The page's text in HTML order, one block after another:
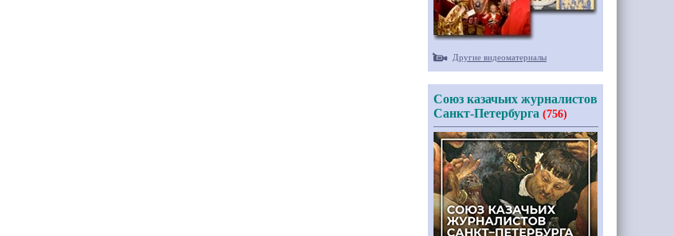
Другие видеоматериалы
Союз казачьих журналистов
Санкт-Петербурга (756)